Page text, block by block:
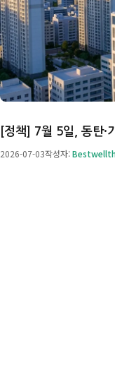
[정책] 7월 5일, 동탄·
2026-07-03작성자: